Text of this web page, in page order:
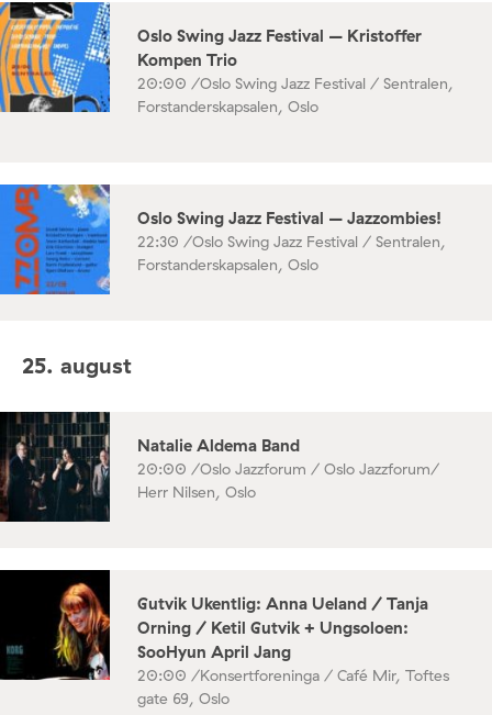
Oslo Swing Jazz Festival – Kristoffer
Kompen Trio
20:00 /Oslo Swing Jazz Festival / Sentralen,
Forstanderskapsalen, Oslo
Oslo Swing Jazz Festival – Jazzombies!
22:30 /Oslo Swing Jazz Festival / Sentralen,
Forstanderskapsalen, Oslo
25. august
Natalie Aldema Band
20:00 /Oslo Jazzforum / Oslo Jazzforum/
Herr Nilsen, Oslo
Gutvik Ukentlig: Anna Ueland / Tanja
Orning / Ketil Gutvik + Ungsoloen:
SooHyun April Jang
20:00 /Konsertforeninga / Café Mir, Toftes
gate 69, Oslo